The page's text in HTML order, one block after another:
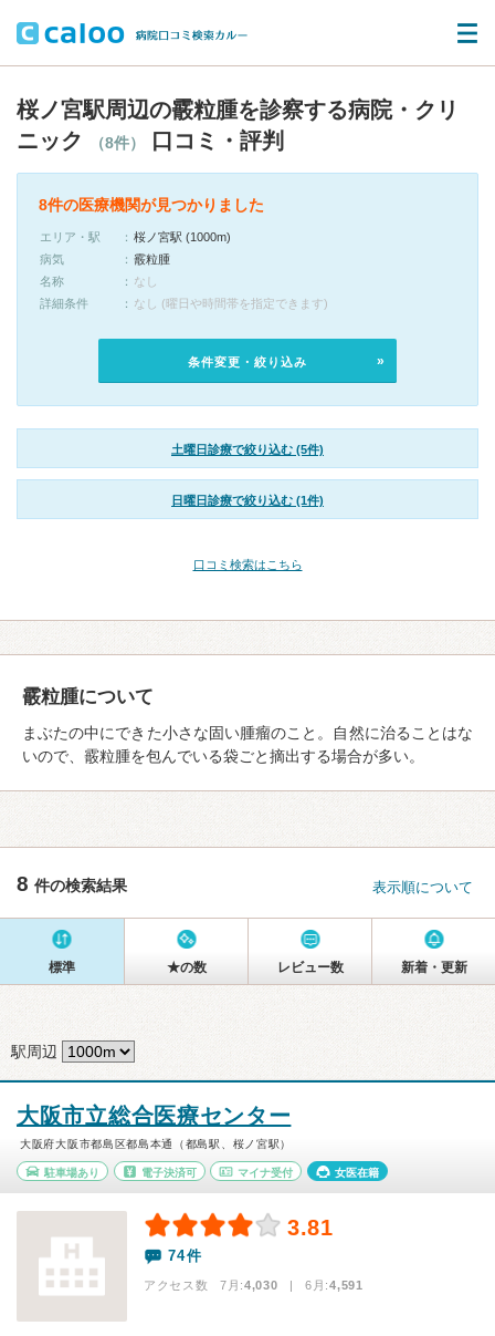
桜ノ宮駅周辺の霰粒腫を診察する病院・クリ
ニック
（8件） 口コミ・評判
8件の医療機関が見つかりました
エリア・駅
桜ノ宮駅 (1000m)
病気
霰粒腫
名称
なし
詳細条件
なし (曜日や時間帯を指定できます)
条件変更・絞り込み
土曜日診療で絞り込む (5件)
日曜日診療で絞り込む (1件)
口コミ検索はこちら
霰粒腫について
まぶたの中にできた小さな固い腫瘤のこと。自然に治ることはな
いので、霰粒腫を包んでいる袋ごと摘出する場合が多い。
8 件の検索結果 表示順について
標準 ★の数 レビュー数 新着・更新
駅周辺
大阪市立総合医療センター
大阪府大阪市都島区都島本通（都島駅、桜ノ宮駅）
駐車場あり 電子決済可 マイナ受付 女医在籍
3.81
74件
アクセス数 7月:4,030 | 6月:4,591